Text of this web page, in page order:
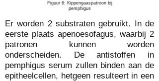
Figuur 6: Kippengaaspatroon bij
pemphigus
Er worden 2 substraten gebruikt. In de
eerste plaats apenoesofagus, waarbij 2
patronen kunnen worden
onderscheiden. De antistoffen in
pemphigus serum zullen binden aan de
epitheelcellen, hetgeen resulteert in een